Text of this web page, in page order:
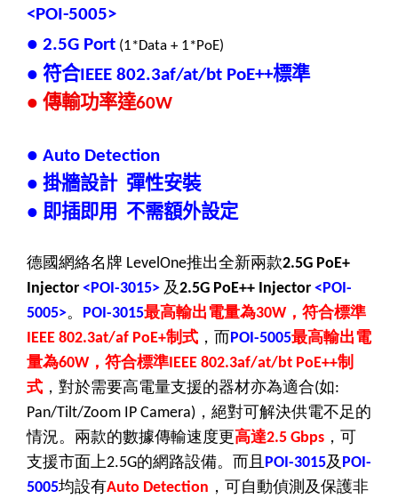
<POI-5005>
● 2.5G Port (1*Data + 1*PoE)
● 符合IEEE 802.3af/at/bt PoE++標準
● 傳輸功率達60W
● Auto Detection
● 掛牆設計 彈性安裝
● 即插即用 不需額外設定
德國網絡名牌 LevelOne推出全新兩款2.5G PoE+
Injector <POI-3015> 及2.5G PoE++ Injector <POI-
5005>。 POI-3015最高輸出電量為30W ，符合標準
IEEE 802.3at/af PoE+制式 ，而 POI-5005最高輸出電
量為60W ，符合標準 IEEE 802.3af/at/bt PoE++制
式 ，對於需要高電量支援的器材亦為適合(如:
Pan/Tilt/Zoom IP Camera) ，絕對可解決供電不足的
情況。兩款的數據傳輸速度更高達2.5 Gbps ，可
支援市面上2.5G的網路設備。而且 POI-3015及 POI-
5005均設有Auto Detection ，可自動偵測及保護非